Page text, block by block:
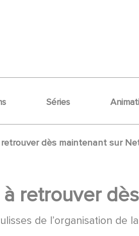
Séries
dès maintenant sur
retrouver
de l’organisation de